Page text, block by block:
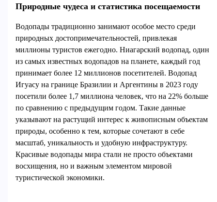
Природные чудеса и статистика посещаемости
Водопады традиционно занимают особое место среди
природных достопримечательностей, привлекая
миллионы туристов ежегодно. Ниагарский водопад, один
из самых известных водопадов на планете, каждый год
принимает более 12 миллионов посетителей. Водопад
Игуасу на границе Бразилии и Аргентины в 2023 году
посетили более 1,7 миллиона человек, что на 22% больше
по сравнению с предыдущим годом. Такие данные
указывают на растущий интерес к живописным объектам
природы, особенно к тем, которые сочетают в себе
масштаб, уникальность и удобную инфраструктуру.
Красивые водопады мира стали не просто объектами
восхищения, но и важным элементом мировой
туристической экономики.